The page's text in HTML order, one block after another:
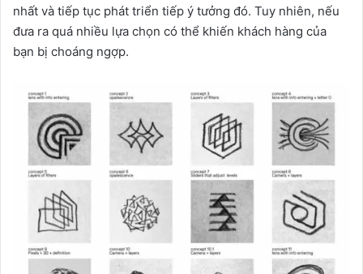
nhất và tiếp tục phát triển tiếp ý tưởng đó. Tuy nhiên, nếu
đưa ra quá nhiều lựa chọn có thể khiến khách hàng của
bạn bị choáng ngợp.